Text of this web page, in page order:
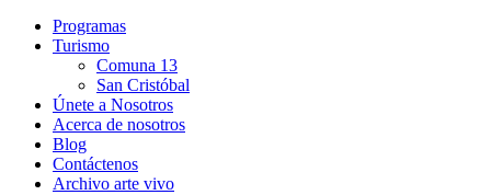
Programas
Turismo
Comuna 13
San Cristóbal
Únete a Nosotros
Acerca de nosotros
Blog
Contáctenos
Archivo arte vivo